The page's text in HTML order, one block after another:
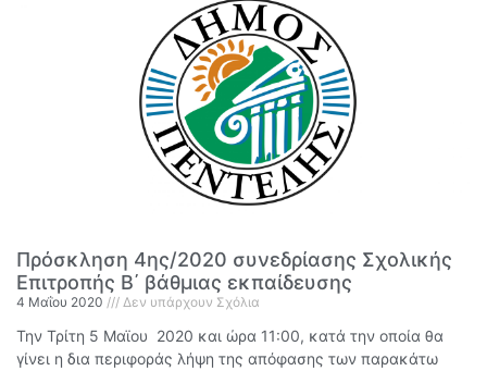
Πρόσκληση 4ης/2020 συνεδρίασης Σχολικής
Επιτροπής Β΄ βάθμιας εκπαίδευσης
4 Μαΐου 2020 Δεν υπάρχουν Σχόλια
Την Τρίτη 5 Μαϊου 2020 και ώρα 11:00, κατά την οποία θα
γίνει η δια περιφοράς λήψη της απόφασης των παρακάτω